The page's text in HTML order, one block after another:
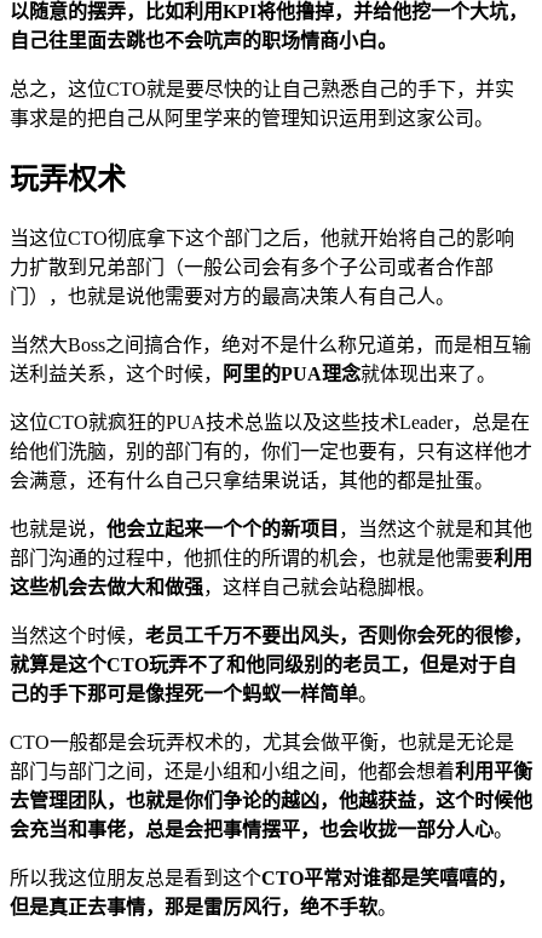
以随意的摆弄，比如利用KPI将他撸掉，并给他挖一个大坑，
自己往里面去跳也不会吭声的职场情商小白。
总之，这位CTO就是要尽快的让自己熟悉自己的手下，并实
事求是的把自己从阿里学来的管理知识运用到这家公司。
玩弄权术
当这位CTO彻底拿下这个部门之后，他就开始将自己的影响
力扩散到兄弟部门（一般公司会有多个子公司或者合作部
门），也就是说他需要对方的最高决策人有自己人。
当然大Boss之间搞合作，绝对不是什么称兄道弟，而是相互输
送利益关系，这个时候，
阿里的PUA理念就体现出来了。
这位CTO就疯狂的PUA技术总监以及这些技术Leader，总是在
给他们洗脑，别的部门有的，你们一定也要有，只有这样他才
会满意，还有什么自己只拿结果说话，其他的都是扯蛋。
也就是说， 他会立起来一个个的新项目 ，当然这个就是和其他
部门沟通的过程中，他抓住的所谓的机会，也就是他需要利用
这些机会去做大和做强，这样自己就会站稳脚根。
当然这个时候， 老员工千万不要出风头，否则你会死的很惨，
就算是这个CTO玩弄不了和他同级别的老员工，但是对于自
己的手下那可是像捏死一个蚂蚁一样简单。
CTO一般都是会玩弄权术的，尤其会做平衡，也就是无论是
部门与部门之间，还是小组和小组之间，他都会想着利用平衡
去管理团队，也就是你们争论的越凶，他越获益，这个时候他
会充当和事佬，总是会把事情摆平，也会收拢一部分人心。
所以我这位朋友总是看到这个CTO平常对谁都是笑嘻嘻的，
但是真正去事情，那是雷厉风行，绝不手软。